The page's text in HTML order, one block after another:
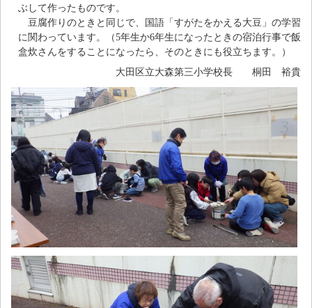
ぶして作ったものです。
豆腐作りのときと同じで、国語「すがたをかえる大豆」の学習
に関わっています。（5年生か6年生になったときの宿泊行事で飯
盒炊さんをすることになったら、そのときにも役立ちます。）
大田区立大森第三小学校長 桐田 裕貴